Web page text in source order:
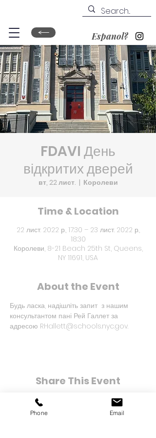
Espanol?
FDAVI День
відкритих дверей
вт, 22 лист.
  |
Королеви
Time & Location
22 лист. 2022 р., 17:30 – 23 лист. 2022 р.,
18:30
Королеви, 8-21 Beach 25th St, Queens,
NY 11691, USA
About the Event
Будь ласка, надішліть запит  з нашим
консультантом пані Рей Галлет за
адресою RHallett@schools.nyc.gov.
Share This Event
Phone Email